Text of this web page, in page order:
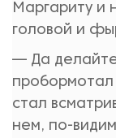
Маргариту и
головой и
— Да
пробормотал
стал
нем, по-